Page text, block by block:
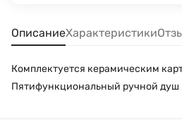
ОписаниеХарактеристики
Комплектуется керамическим
Пятифункциональный ручной душ